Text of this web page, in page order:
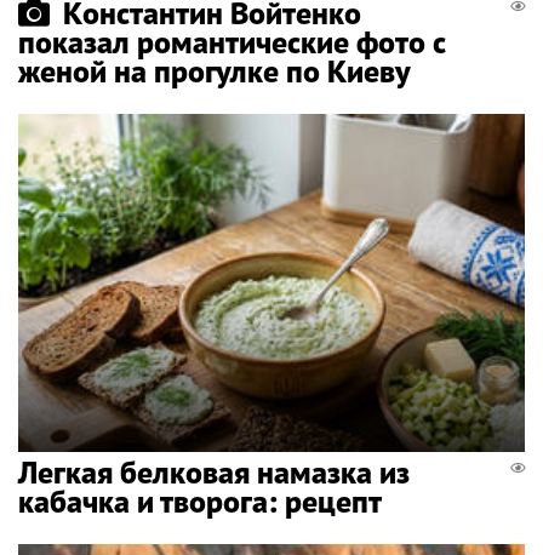
Константин Войтенко
показал романтические фото с
женой на прогулке по Киеву
Легкая белковая намазка из
кабачка и творога: рецепт